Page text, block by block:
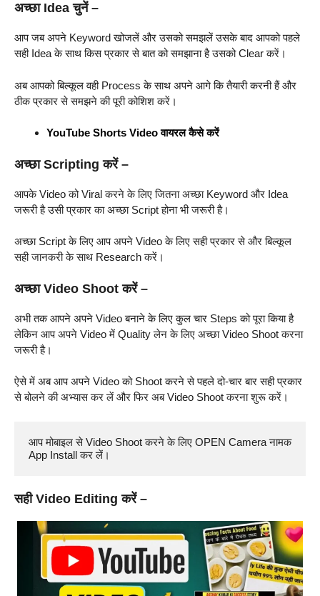
अच्छा Idea चुनें –
आप जब अपने Keyword खोजलें और उसको समझलें उसके बाद आपको पहले
सही Idea के साथ किस प्रकार से बात को समझाना है उसको Clear करें।
अब आपको बिल्कूल वही Process के साथ अपने आगे कि तैयारी करनी हैं और
ठीक प्रकार से समझने की पूरी कोशिश करें।
YouTube Shorts Video वायरल कैसे करें
अच्छा Scripting करें –
आपके Video को Viral करने के लिए जितना अच्छा Keyword और Idea
जरूरी है उसी प्रकार का अच्छा Script होना भी जरूरी है।
अच्छा Script के लिए आप अपने Video के लिए सही प्रकार से और बिल्कूल
सही जानकरी के साथ Research करें।
अच्छा Video Shoot करें –
अभी तक आपने अपने Video बनाने के लिए कुल चार Steps को पूरा किया है
लेकिन आप अपने Video में Quality लेन के लिए अच्छा Video Shoot करना
जरूरी है।
ऐसे में अब आप अपने Video को Shoot करने से पहले दो-चार बार सही प्रकार
से बोलने की अभ्यास कर लें और फिर अब Video Shoot करना शुरू करें।
आप मोबाइल से Video Shoot करने के लिए OPEN Camera नामक
App Install कर लें।
सही Video Editing करें –